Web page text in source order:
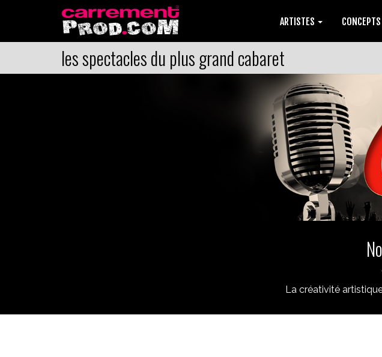
ARTISTES CONCEPTS
les spectacles du plus grand cabaret
La créativité